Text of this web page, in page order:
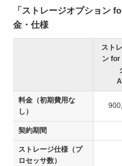
「ストレージオプション
金・仕様
スト
ン for
料金（初期費用な
し）
契約期間
ストレージ仕様（プ
ロセッサ数）